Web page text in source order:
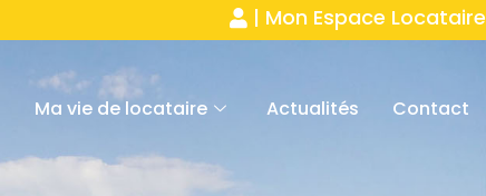
| Mon Espace Locataire
Ma vie de locataire Actualités Contact